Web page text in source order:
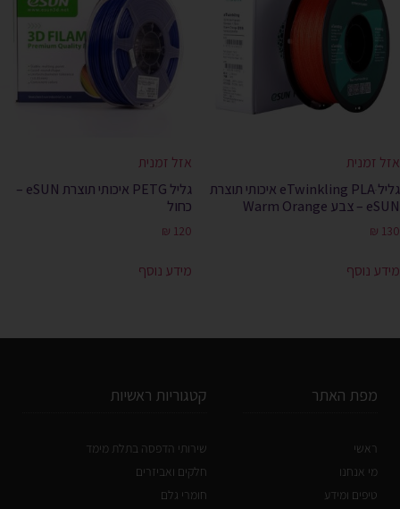
אזל זמנית
גליל eTwinkling PLAּ איכותי תוצרת
eSUN – צבע Warm Orange
₪ 130
מידע נוסף
אזל זמנית
גליל PETG איכותי תוצרת eSUN –
כחול
₪ 120
מידע נוסף
מפת האתר
ראשי
מי אנחנו
טיפים ומידע
קטגוריות ראשיות
שירותי הדפסה בתלת מימד
חלקים ואביזרים
חומרי גלם